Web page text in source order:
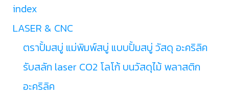
index
LASER & CNC
ตราปั้มสบู่ แม่พิมพ์สบู่ แบบปั้มสบู่ วัสดุ อะคริลิค
รับสลัก laser CO2 โลโก้ บนวัสดุไม้ พลาสติก
อะคริลิค